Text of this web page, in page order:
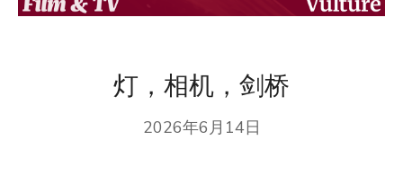
灯，相机，剑桥
2026年6月14日